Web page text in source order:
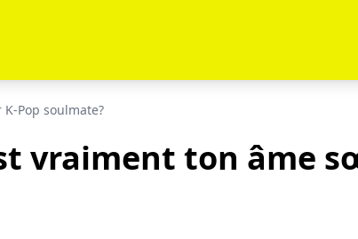
K-Pop soulmate?
vraiment ton âme